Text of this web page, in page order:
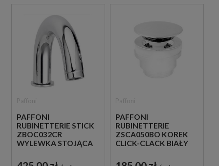
PAFFONI
RUBINETTERIE STICK
ZBOC032CR
WYLEWKA STOJĄCA
PAFFONI
RUBINETTERIE
ZSCA050BO KOREK
CLICK-CLACK BIAŁY